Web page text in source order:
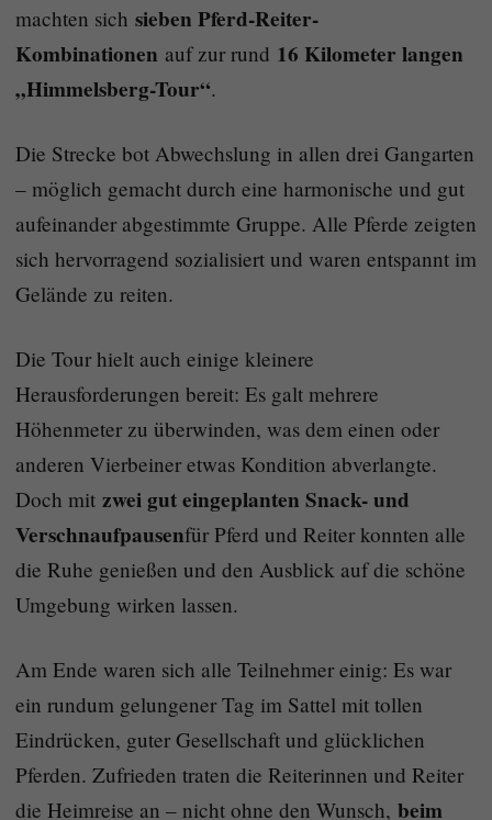
machten sich sieben Pferd-Reiter-
Kombinationen auf zur rund 16 Kilometer langen
„Himmelsberg-Tour“.
Die Strecke bot Abwechslung in allen drei Gangarten
– möglich gemacht durch eine harmonische und gut
aufeinander abgestimmte Gruppe. Alle Pferde zeigten
sich hervorragend sozialisiert und waren entspannt im
Gelände zu reiten.
Die Tour hielt auch einige kleinere
Herausforderungen bereit: Es galt mehrere
Höhenmeter zu überwinden, was dem einen oder
anderen Vierbeiner etwas Kondition abverlangte.
Doch mit zwei gut eingeplanten Snack- und
Verschnaufpausenfür Pferd und Reiter konnten alle
die Ruhe genießen und den Ausblick auf die schöne
Umgebung wirken lassen.
Am Ende waren sich alle Teilnehmer einig: Es war
ein rundum gelungener Tag im Sattel mit tollen
Eindrücken, guter Gesellschaft und glücklichen
Pferden. Zufrieden traten die Reiterinnen und Reiter
die Heimreise an – nicht ohne den Wunsch, beim